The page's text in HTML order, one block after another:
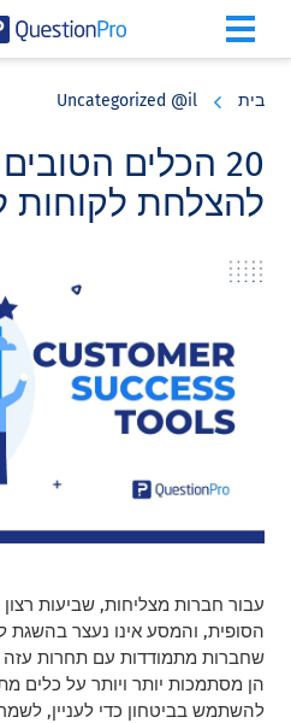
content
sidebar
בית Uncategorized @il
20 הכלים
להצלחת לקוחות
עבור חברות מצליחות, שביעות
הסופית, והמסע אינו נעצר בהשגת
שחברות מתמודדות עם תחרות עזה
הן מסתמכות יותר ויותר על כלים
להשתמש בביטחון כדי לעניין,